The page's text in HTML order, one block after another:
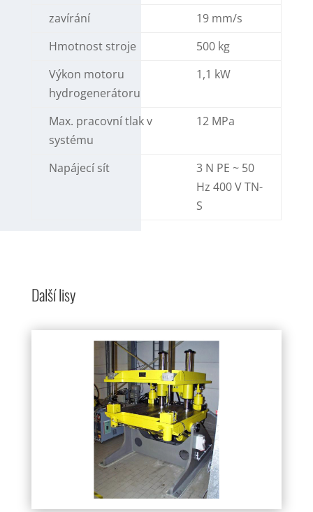
zavírání
19 mm/s
Hmotnost stroje
500 kg
Výkon motoru
hydrogenerátoru
1,1 kW
Max. pracovní tlak v
systému
12 MPa
Napájecí sít
3 N PE ~ 50
Hz 400 V TN-
S
Další lisy